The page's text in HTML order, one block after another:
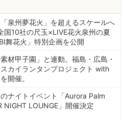
「泉州夢花火」を超えるスケールへ
10社の尺玉×LIVE花火泉州の夏
舞花火」特別企画を公開
材甲子園」と連動。福島・広島・
カイランタンプロジェクト with
開催。
のナイトイベント「Aurora Palm
NIGHT LOUNGE」開催決定